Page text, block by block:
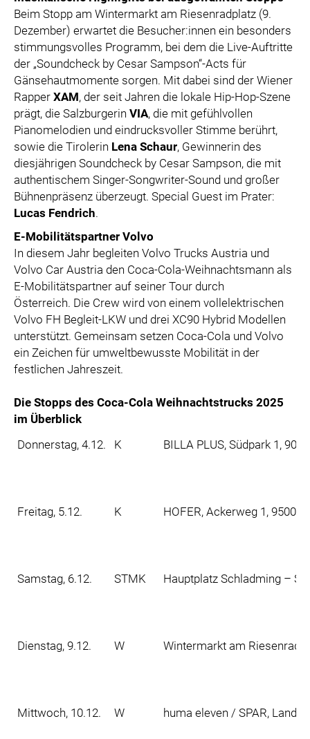
Beim Stopp am Wintermarkt am Riesenradplatz (9.
Dezember) erwartet die Besucher:innen ein besonders
stimmungsvolles Programm, bei dem die Live-Auftritte
der „Soundcheck by Cesar Sampson“-Acts für
Gänsehautmomente sorgen. Mit dabei sind der Wiener
Rapper XAM, der seit Jahren die lokale Hip-Hop-Szene
prägt, die Salzburgerin VIA, die mit gefühlvollen
Pianomelodien und eindrucksvoller Stimme berührt,
sowie die Tirolerin Lena Schaur, Gewinnerin des
diesjährigen Soundcheck by Cesar Sampson, die mit
authentischem Singer-Songwriter-Sound und großer
Bühnenpräsenz überzeugt. Special Guest im Prater:
Lucas Fendrich.
E-Mobilitätspartner Volvo
In diesem Jahr begleiten Volvo Trucks Austria und
Volvo Car Austria den Coca-Cola-Weihnachtsmann als
E-Mobilitätspartner auf seiner Tour durch
Österreich. Die Crew wird von einem vollelektrischen
Volvo FH Begleit-LKW und drei XC90 Hybrid Modellen
unterstützt. Gemeinsam setzen Coca-Cola und Volvo
ein Zeichen für umweltbewusste Mobilität in der
festlichen Jahreszeit.
Die Stopps des Coca-Cola Weihnachtstrucks 2025
im Überblick
Donnerstag, 4.12.
K BILLA PLUS, Südpark 1,
Freitag, 5.12. K HOFER, Ackerweg 1, 9500
Samstag, 6.12. STMK Hauptplatz Schladming –
Dienstag, 9.12. W Wintermarkt am
Mittwoch, 10.12. W huma eleven / SPAR,